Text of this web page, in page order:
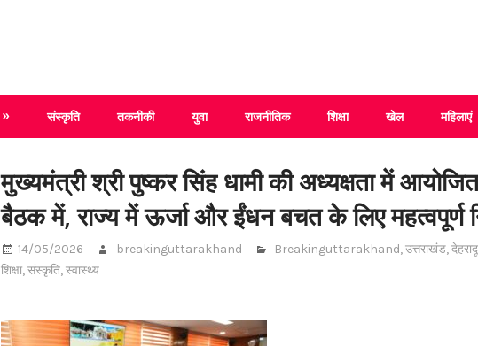
संस्कृति तकनीकी युवा राजनीतिक शिक्षा खेल महिलाएं
मुख्यमंत्री श्री पुष्कर सिंह धामी की अध्यक्षता में
बैठक में, राज्य में ऊर्जा और ईंधन बचत के लिए महत्वपूर्ण
14/05/2026 breakinguttarakhand Breakinguttarakhand,उत्तराखंड,
शिक्षा,संस्कृति,स्वास्थ्य